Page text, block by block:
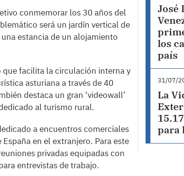
conmemorar los 30 años del
será un jardín vertical de
estancia de un alojamiento
que facilita la circulación interna y
asturiana a través de 40
destaca un gran ‘videowall’
al turismo rural.
a encuentros comerciales
en el extranjero. Para este
privadas equipadas con
entrevistas de trabajo.
José
los
país
31/07/
La
para